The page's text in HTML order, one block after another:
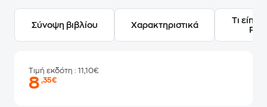
Σύνοψη βιβλίου Χαρακτηριστικά
Τι
Τιμή εκδότη : 11,10€
8,35€